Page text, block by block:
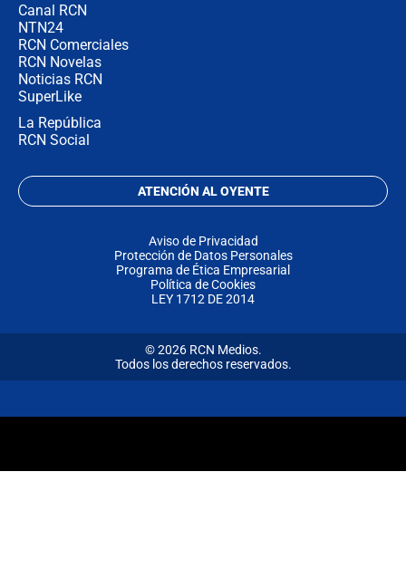
Canal RCN
NTN24
RCN Comerciales
RCN Novelas
Noticias RCN
SuperLike
La República
RCN Social
ATENCIÓN AL OYENTE
Aviso de Privacidad
Protección de Datos Personales
Programa de Ética Empresarial
Política de Cookies
LEY 1712 DE 2014
© 2026 RCN Medios.
Todos los derechos reservados.